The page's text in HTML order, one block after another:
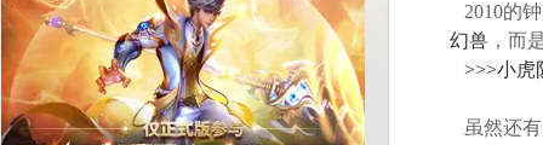
2010的
幻兽 ，而
>>>小虎
虽然还有